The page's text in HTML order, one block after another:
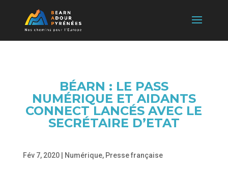
BÉARN : LE PASS
NUMÉRIQUE ET AIDANTS
CONNECT LANCÉS AVEC LE
SECRÉTAIRE D’ETAT
Fév 7, 2020| Numérique, Presse française